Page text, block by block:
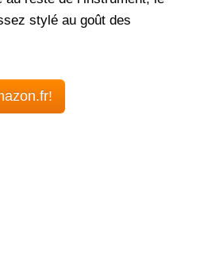
stylé au goût des